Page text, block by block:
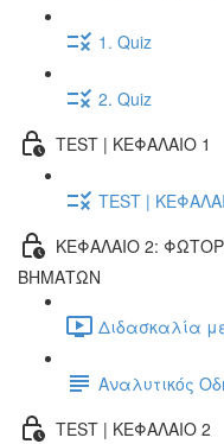
1. Quiz
2. Quiz
TEST | ΚΕΦΑΛΑΙΟ 1
TEST |
ΚΕΦΑΛΑΙΟ 2:
ΒΗΜΑΤΩΝ
Διδασκαλία
Αναλυτικός
TEST | ΚΕΦΑΛΑΙΟ 2